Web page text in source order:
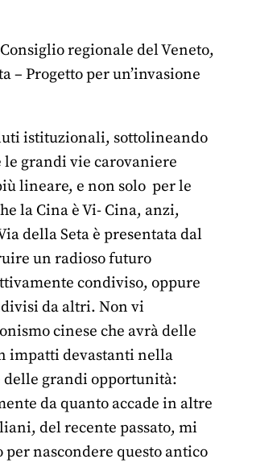
regionale del Veneto,
– Progetto per un’invasione
istituzionali, sottolineando
le grandi vie carovaniere
lineare, e non solo per le
la Cina è Vi- Cina, anzi,
della Seta è presentata dal
un radioso futuro
condiviso, oppure
da altri. Non vi
cinese che avrà delle
impatti devastanti nella
delle grandi opportunità:
da quanto accade in altre
del recente passato, mi
nascondere questo antico